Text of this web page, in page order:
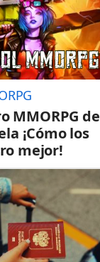
MMORPG de
¡Cómo los
mejor!